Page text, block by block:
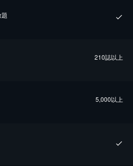
210誌以上
5,000以上